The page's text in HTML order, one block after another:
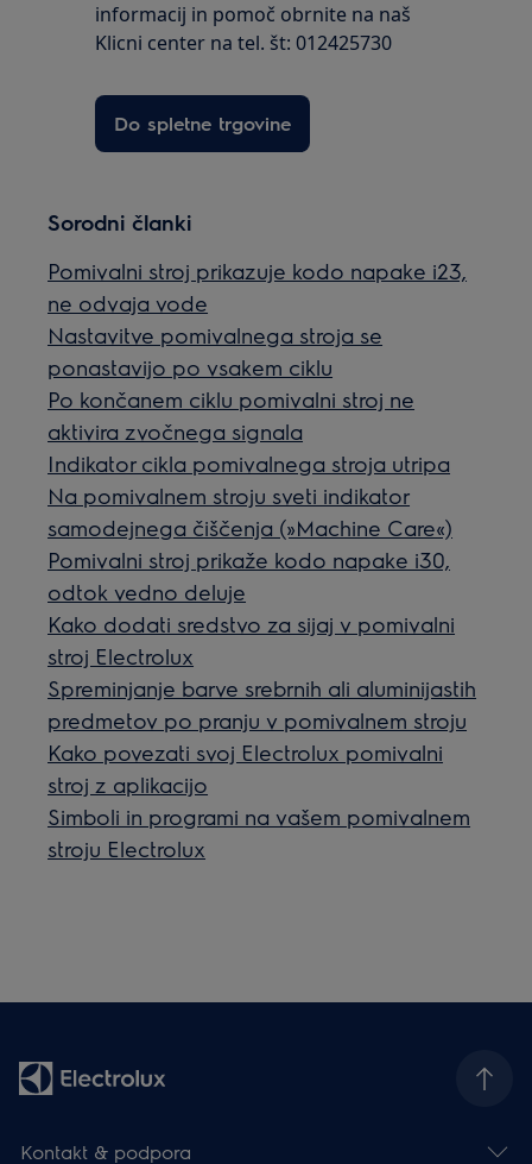
informacij in pomoč obrnite na naš
Klicni center na tel. št: 012425730
Do spletne trgovine
Sorodni članki
Pomivalni stroj prikazuje kodo napake i23,
ne odvaja vode
Nastavitve pomivalnega stroja se
ponastavijo po vsakem ciklu
Po končanem ciklu pomivalni stroj ne
aktivira zvočnega signala
Indikator cikla pomivalnega stroja utripa
Na pomivalnem stroju sveti indikator
samodejnega čiščenja (»Machine Care«)
Pomivalni stroj prikaže kodo napake i30,
odtok vedno deluje
Kako dodati sredstvo za sijaj v pomivalni
stroj Electrolux
Spreminjanje barve srebrnih ali aluminijastih
predmetov po pranju v pomivalnem stroju
Kako povezati svoj Electrolux pomivalni
stroj z aplikacijo
Simboli in programi na vašem pomivalnem
stroju Electrolux
Kontakt & podpora